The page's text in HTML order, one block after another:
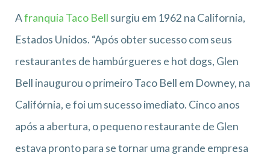
Afranquia Taco Bell surgiu em 1962 na California,
Estados Unidos. “Após obter sucesso com seus
restaurantes de hambúrgueres e hot dogs, Glen
Bell inaugurou o primeiro Taco Bell em Downey, na
Califórnia, e foi um sucesso imediato. Cinco anos
após a abertura, o pequeno restaurante de Glen
estava pronto para se tornar uma grande empresa